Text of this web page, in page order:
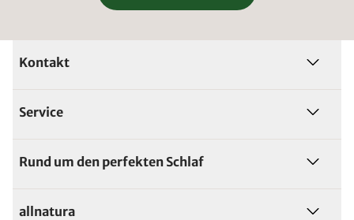
Kontakt
Service
Rund um den perfekten Schlaf
allnatura